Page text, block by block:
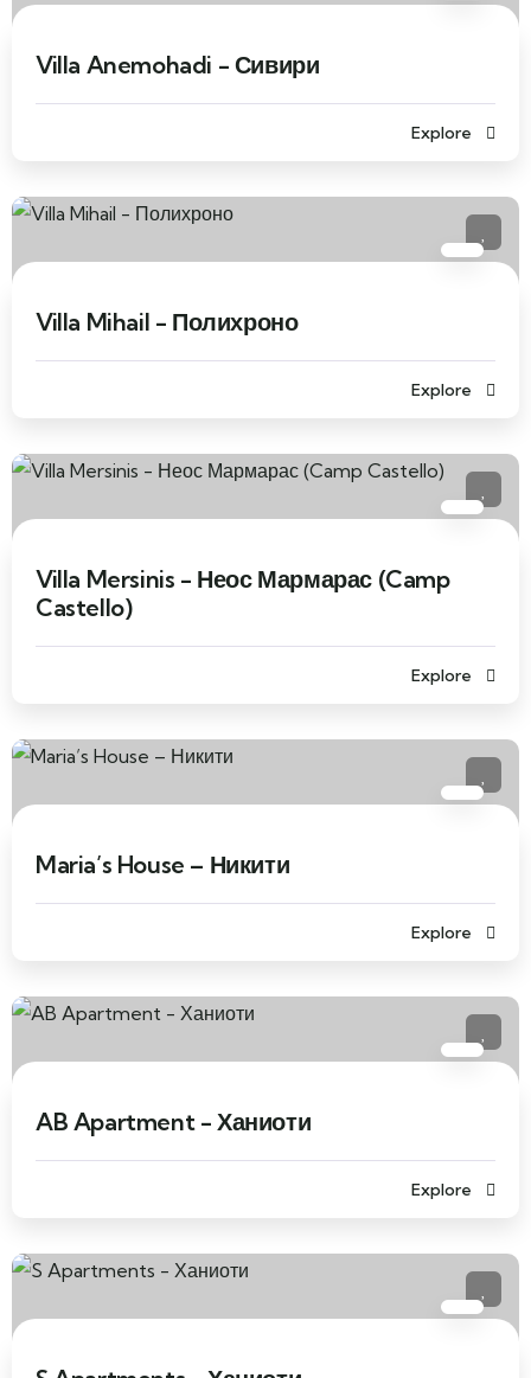
Villa Anemohadi - Сивири
Explore
Villa Mihail - Полихроно
Explore
Villa Mersinis - Неос Мармарас (Camp
Castello)
Explore
Maria’s House – Никити
Explore
AB Apartment - Ханиоти
Explore